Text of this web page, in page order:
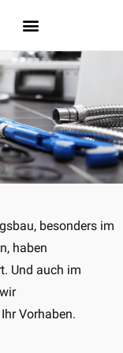
besonders im
haben
Und auch im
Vorhaben.